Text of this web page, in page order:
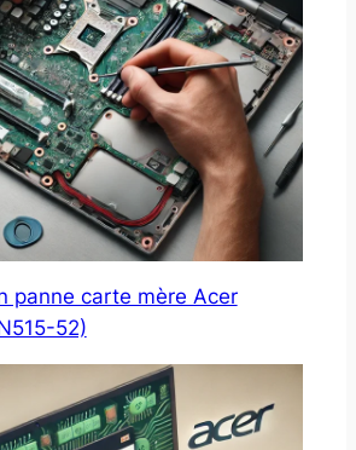
panne carte mère Acer
52)